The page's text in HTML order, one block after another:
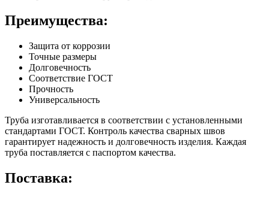
Преимущества:
Защита от коррозии
Точные размеры
Долговечность
Соответствие ГОСТ
Прочность
Универсальность
Труба изготавливается в соответствии с установленными
стандартами ГОСТ. Контроль качества сварных швов
гарантирует надежность и долговечность изделия. Каждая
труба поставляется с паспортом качества.
Поставка: